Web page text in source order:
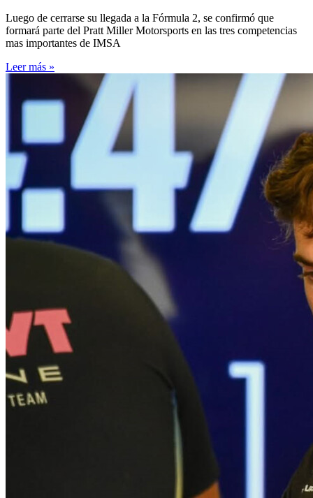
Luego de cerrarse su llegada a la Fórmula 2, se confirmó que
formará parte del Pratt Miller Motorsports en las tres competencias
mas importantes de IMSA
Leer más »